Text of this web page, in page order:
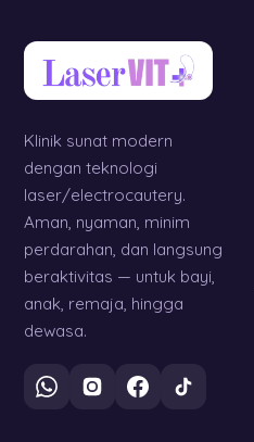
Klinik sunat modern
dengan teknologi
laser/electrocautery.
Aman, nyaman, minim
perdarahan, dan langsung
beraktivitas — untuk bayi,
anak, remaja, hingga
dewasa.